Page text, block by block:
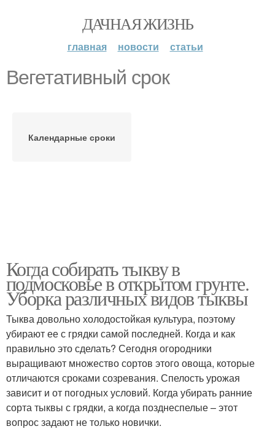
ДАЧНАЯ ЖИЗНЬ
главная новости статьи
Вегетативный срок
Календарные сроки
Когда собирать тыкву в
подмосковье в открытом грунте.
Уборка различных видов тыквы
Тыква довольно холодостойкая культура, поэтому
убирают ее с грядки самой последней. Когда и как
правильно это сделать? Сегодня огородники
выращивают множество сортов этого овоща, которые
отличаются сроками созревания. Спелость урожая
зависит и от погодных условий. Когда убирать ранние
сорта тыквы с грядки, а когда позднеспелые – этот
вопрос задают не только новички.